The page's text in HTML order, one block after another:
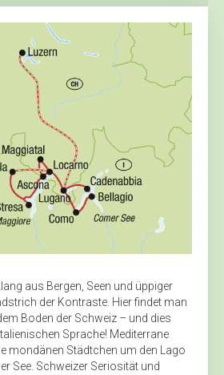
aus Bergen, Seen und üppiger
der Kontraste. Hier findet man
Boden der Schweiz – und dies
Sprache! Mediterrane
mondänen Städtchen um den Lago
See. Schweizer Seriosität und